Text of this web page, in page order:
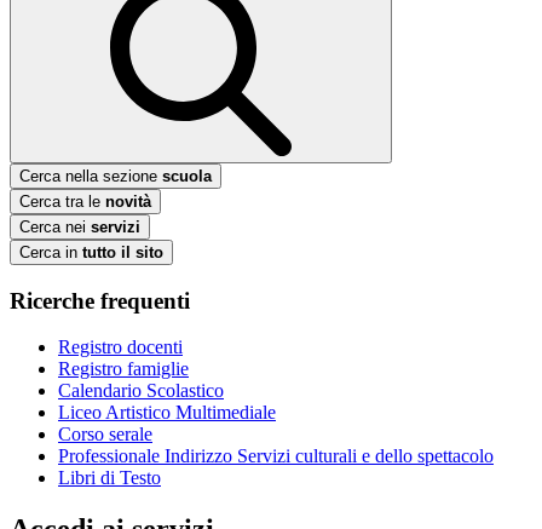
Cerca nella sezione scuola
Cerca tra le novità
Cerca nei servizi
Cerca in tutto il sito
Ricerche frequenti
Registro docenti
Registro famiglie
Calendario Scolastico
Liceo Artistico Multimediale
Corso serale
Professionale Indirizzo Servizi culturali e dello spettacolo
Libri di Testo